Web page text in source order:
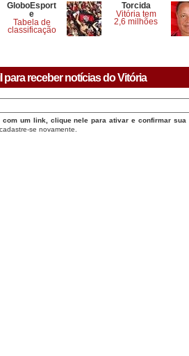
GloboEsport
e
Tabela de
classificação
Torcida
Vitória tem
2,6 milhões
para receber notícias do Vitória
com um link, clique nele para ativar e confirmar sua
se novamente.